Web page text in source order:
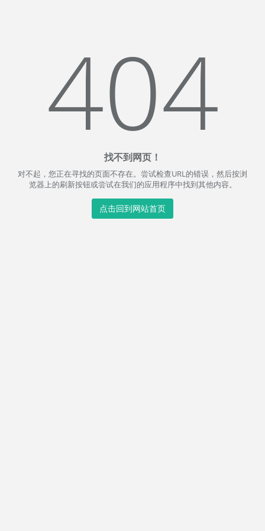
404
找不到网页！
对不起，您正在寻找的页面不存在。尝试检查URL的错误，然后按浏
览器上的刷新按钮或尝试在我们的应用程序中找到其他内容。
点击回到网站首页